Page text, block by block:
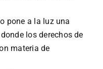
pone a la luz una
los derechos de
materia de